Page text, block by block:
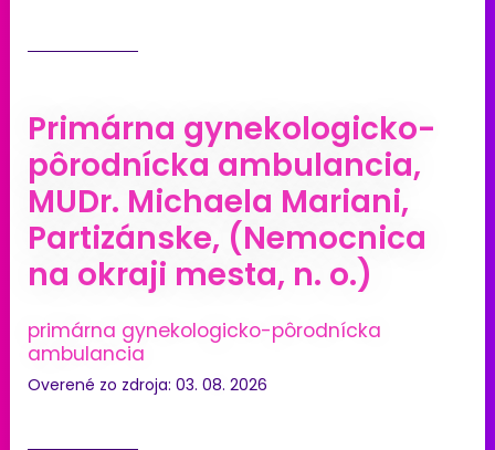
Primárna gynekologicko-
pôrodnícka ambulancia,
MUDr. Michaela Mariani,
Partizánske, (Nemocnica
na okraji mesta, n. o.)
primárna gynekologicko-pôrodnícka
ambulancia
Overené zo zdroja: 03. 08. 2026